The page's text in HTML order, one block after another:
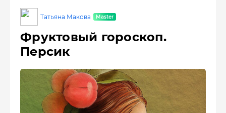
Татьяна Макова
Фруктовый гороскоп.
Персик